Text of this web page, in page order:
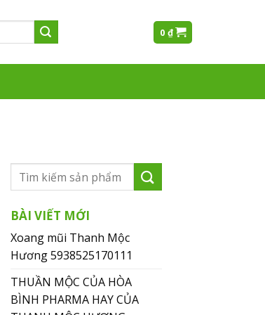
0 ₫
BÀI VIẾT MỚI
Xoang mũi Thanh Mộc
Hương 5938525170111
THUẦN MỘC CỦA HÒA
BÌNH PHARMA HAY CỦA